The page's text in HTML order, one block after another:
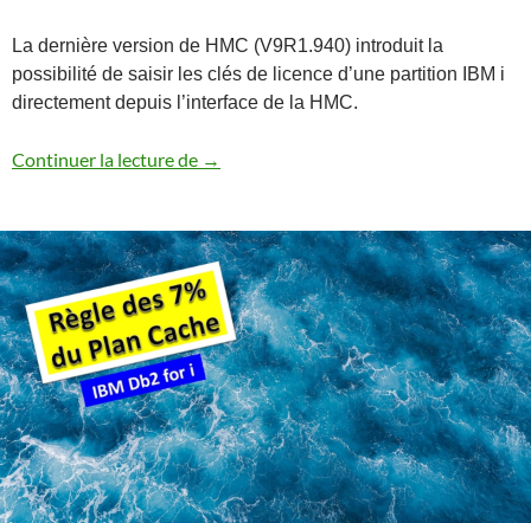
La dernière version de HMC (V9R1.940) introduit la
possibilité de saisir les clés de licence d’une partition IBM i
directement depuis l’interface de la HMC.
Continuer la lecture de Nouvelle fonction de saisie des clés de
→